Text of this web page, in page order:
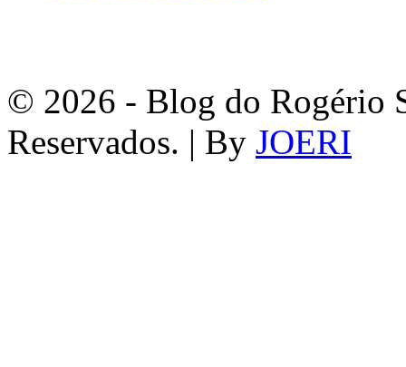
© 2026 - Blog do Rogério
Reservados. | By JOERI